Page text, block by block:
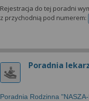
Rejestracja do tej poradni
z przychodnią pod numerem:
Poradnia
Poradnia Rodzinna